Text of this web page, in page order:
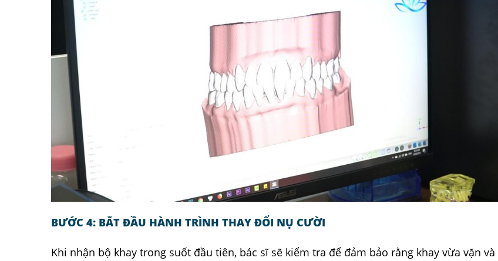
BƯỚC 4: BẮT ĐẦU HÀNH TRÌNH THAY ĐỔI NỤ CƯỜI
Khi nhận bộ khay trong suốt đầu tiên, bác sĩ sẽ kiểm tra để đảm bảo rằng khay vừa vặn và